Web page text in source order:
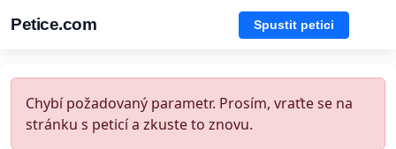
Petice.com Spustit petici
Chybí požadovaný parametr. Prosím, vraťte se na
stránku s peticí a zkuste to znovu.